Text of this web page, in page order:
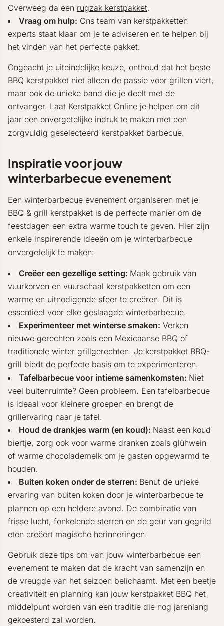
Overweeg da een rugzak kerstpakket.
Vraag om hulp: Ons team van kerstpakketten
experts staat klaar om je te adviseren en te helpen bij
het vinden van het perfecte pakket.
Ongeacht je uiteindelijke keuze, onthoud dat het beste
BBQ kerstpakket niet alleen de passie voor grillen viert,
maar ook de unieke band die je deelt met de
ontvanger. Laat Kerstpakket Online je helpen om dit
jaar een onvergetelijke indruk te maken met een
zorgvuldig geselecteerd kerstpakket barbecue.
Inspiratie voor jouw
winterbarbecue evenement
Een winterbarbecue evenement organiseren met je
BBQ & grill kerstpakket is de perfecte manier om de
feestdagen een extra warme touch te geven. Hier zijn
enkele inspirerende ideeën om je winterbarbecue
onvergetelijk te maken:
Creëer een gezellige setting: Maak gebruik van
vuurkorven en vuurschaal kerstpakketten om een
warme en uitnodigende sfeer te creëren. Dit is
essentieel voor elke geslaagde winterbarbecue.
Experimenteer met winterse smaken: Verken
nieuwe gerechten zoals een Mexicaanse BBQ of
traditionele winter grillgerechten. Je kerstpakket BBQ-
grill biedt de perfecte basis om te experimenteren.
Tafelbarbecue voor intieme samenkomsten: Niet
veel buitenruimte? Geen probleem. Een tafelbarbecue
is ideaal voor kleinere groepen en brengt de
grillervaring naar je tafel.
Houd de drankjes warm (en koud): Naast een koud
biertje, zorg ook voor warme dranken zoals glühwein
of warme chocolademelk om je gasten opgewarmd te
houden.
Buiten koken onder de sterren: Benut de unieke
ervaring van buiten koken door je winterbarbecue te
plannen op een heldere avond. De combinatie van
frisse lucht, fonkelende sterren en de geur van gegrild
eten creëert magische herinneringen.
Gebruik deze tips om van jouw winterbarbecue een
evenement te maken dat de kracht van samenzijn en
de vreugde van het seizoen belichaamt. Met een beetje
creativiteit en planning kan jouw kerstpakket BBQ het
middelpunt worden van een traditie die nog jarenlang
gekoesterd zal worden.